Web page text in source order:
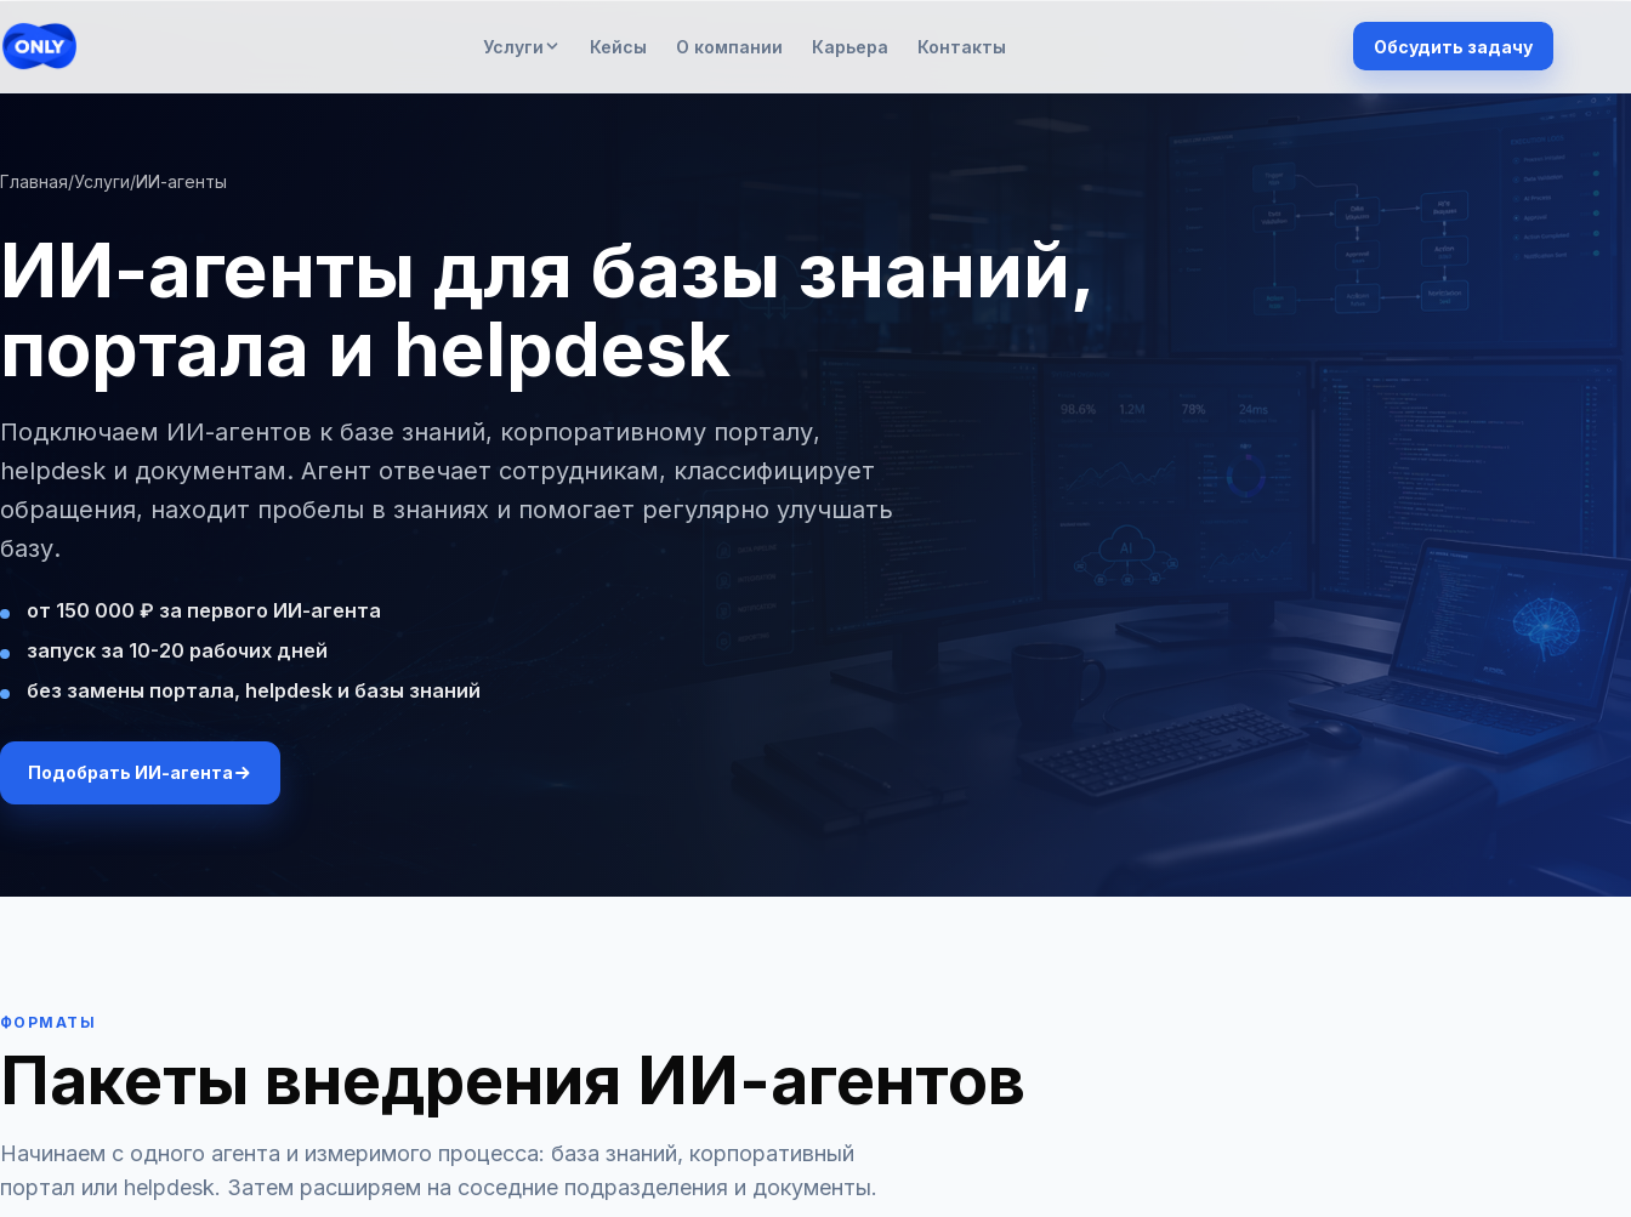
Услуги
Понимание состояния системы
QA и приемка
ИИ-агенты
AI-CRM
CRM
Согласованная схема обменов
DevOps
Предсказуемые релизы
Доведение до прода
Кейсы О компании Карьера Контакты Обсудить задачу
Главная/Услуги/ИИ-агенты
ИИ-агенты для базы знаний,
портала и helpdesk
Подключаем ИИ-агентов к базе знаний, корпоративному порталу,
helpdesk и документам. Агент отвечает сотрудникам, классифицирует
обращения, находит пробелы в знаниях и помогает регулярно улучшать
базу.
от 150 000 ₽ за первого ИИ-агента
запуск за 10-20 рабочих дней
без замены портала, helpdesk и базы знаний
Подобрать ИИ-агента
ФОРМАТЫ
Пакеты внедрения ИИ-агентов
Начинаем с одного агента и измеримого процесса: база знаний, корпоративный
портал или helpdesk. Затем расширяем на соседние подразделения и документы.